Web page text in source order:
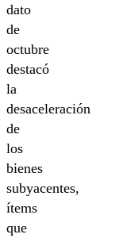
dato
de
octubre
destacó
la
desaceleración
de
los
bienes
subyacentes,
ítems
que